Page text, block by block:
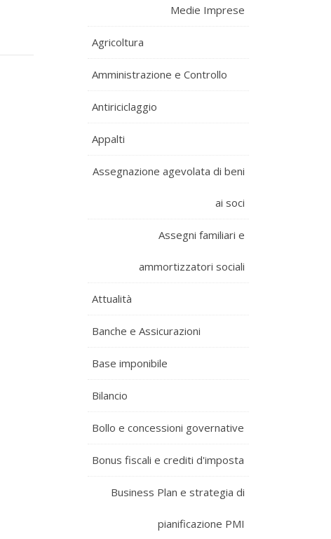
Medie Imprese
Agricoltura
Amministrazione e Controllo
Antiriciclaggio
Appalti
Assegnazione agevolata di beni
ai soci
Assegni familiari e
ammortizzatori sociali
Attualità
Banche e Assicurazioni
Base imponibile
Bilancio
Bollo e concessioni governative
Bonus fiscali e crediti d'imposta
Business Plan e strategia di
pianificazione PMI